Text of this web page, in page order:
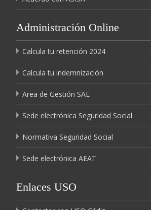
Administración Online
Calcula tu retención 2024
Calcula tu indemnización
Area de Gestión SAE
Sede electrónica Seguridad Social
Normativa Seguridad Social
Sede electrónica AEAT
Enlaces USO